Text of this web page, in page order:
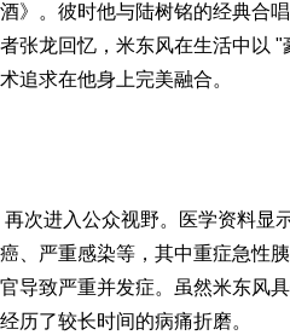
》。彼时他与陆树铭的经典合
张龙回忆，米东风在生活中以 "
追求在他身上完美融合。
次进入公众视野。医学资料显
、严重感染等，其中重症急性
导致严重并发症。虽然米东风
历了较长时间的病痛折磨。